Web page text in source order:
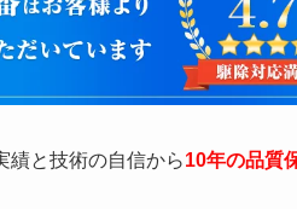
績と技術の自信から10年の品質